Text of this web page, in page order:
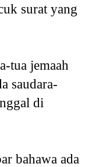
surat yang
tua jemaah
saudara-
di
bahawa ada